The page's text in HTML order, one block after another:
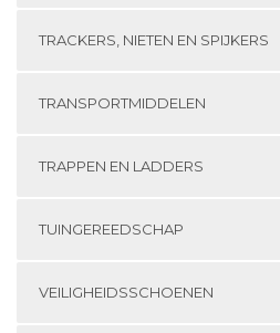
TRACKERS, NIETEN EN SPIJKERS
TRANSPORTMIDDELEN
TRAPPEN EN LADDERS
TUINGEREEDSCHAP
VEILIGHEIDSSCHOENEN